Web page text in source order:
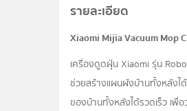
รายละเอียด
Xiaomi Mijia Vacuum Mop
เครื่องดูดฝุ่น Xiaomi รุ่น
ช่วยสร้างแผนผังบ้านทั้งหลังไ
ของบ้านทั้งหลังได้รวดเร็ว เ